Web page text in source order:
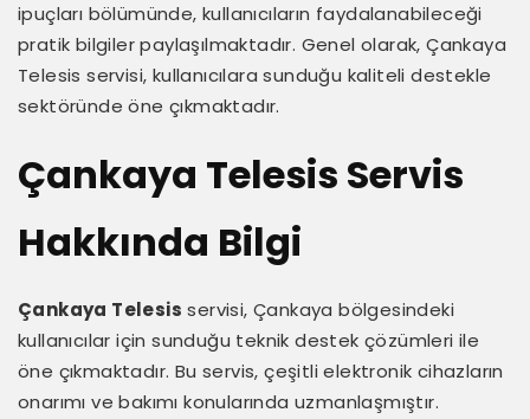
ipuçları bölümünde, kullanıcıların faydalanabileceği
pratik bilgiler paylaşılmaktadır. Genel olarak, Çankaya
Telesis servisi, kullanıcılara sunduğu kaliteli destekle
sektöründe öne çıkmaktadır.
Çankaya Telesis Servis
Hakkında Bilgi
Çankaya Telesis servisi, Çankaya bölgesindeki
kullanıcılar için sunduğu teknik destek çözümleri ile
öne çıkmaktadır. Bu servis, çeşitli elektronik cihazların
onarımı ve bakımı konularında uzmanlaşmıştır.